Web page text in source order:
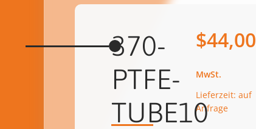
370-
PTFE-
TUBE10
$44,00
Lieferzeit: auf
Anfrage